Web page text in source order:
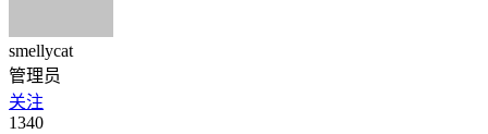
smellycat
管理员
关注
1340